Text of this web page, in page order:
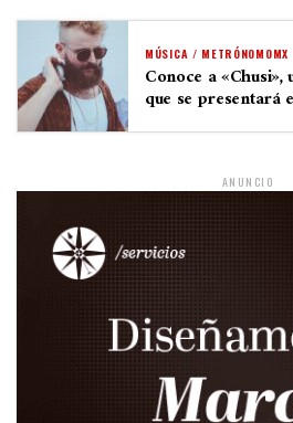
MÚSICA / METRÓNOMOMX
Conoce a
que se presentará
ANUNCIO